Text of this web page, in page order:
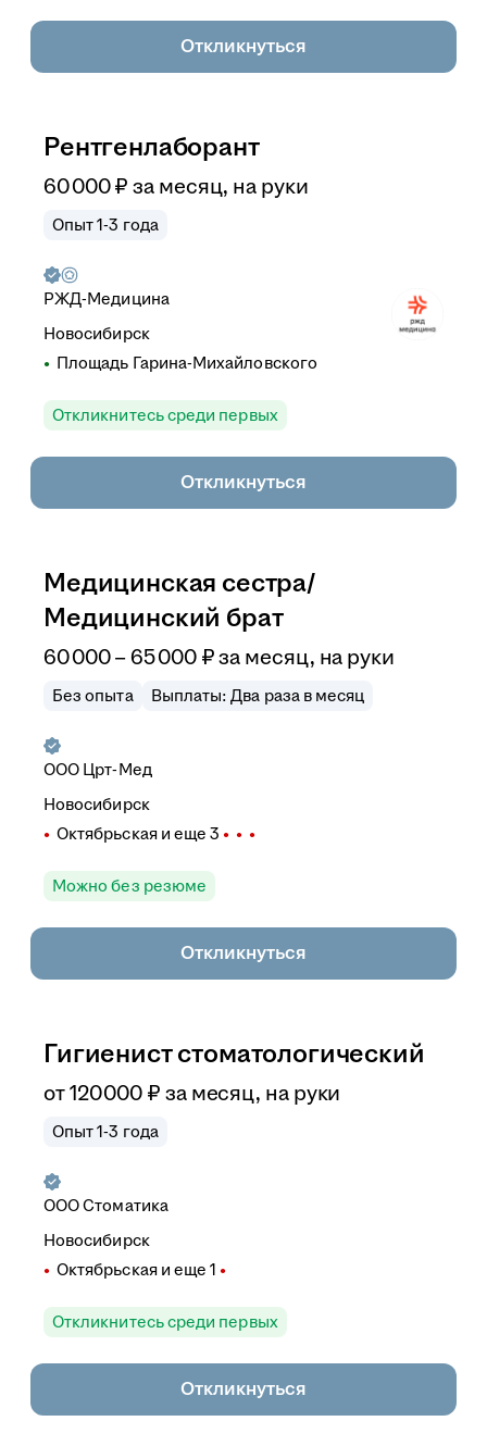
Откликнуться
Рентгенлаборант
60 000₽ за месяц, на руки
Опыт 1-3 года
РЖД-Медицина
Новосибирск
Площадь Гарина-Михайловского
Откликнитесь среди первых
Откликнуться
Медицинская сестра/
Медицинский брат
60 000–65 000 ₽ за месяц, на руки
Без опыта Выплаты: Два раза в месяц
ООО Црт-Мед
Новосибирск
Октябрьская и еще 3
Можно без резюме
Откликнуться
Гигиенист стоматологический
от120 000 ₽ за месяц, на руки
Опыт 1-3 года
ОООСтоматика
Новосибирск
Октябрьская и еще 1
Откликнитесь среди первых
Откликнуться